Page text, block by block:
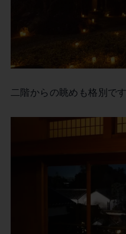
二階からの眺めも格別です